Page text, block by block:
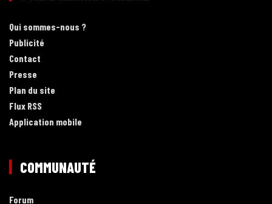
Qui sommes-nous ?
Publicité
Contact
Presse
Plan du site
Flux RSS
Application mobile
COMMUNAUTÉ
Forum